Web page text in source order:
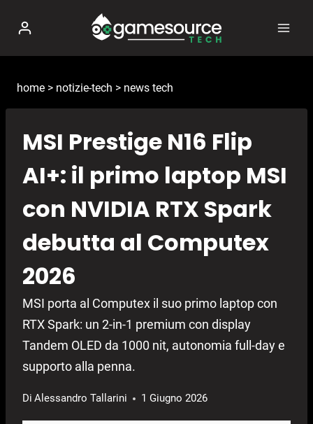
contenuto
home > notizie-tech > news tech
MSI Prestige N16 Flip
AI+: il primo laptop MSI
con NVIDIA RTX Spark
debutta al Computex
2026
MSI porta al Computex il suo primo laptop con
RTX Spark: un 2-in-1 premium con display
Tandem OLED da 1000 nit, autonomia full-day e
supporto alla penna.
Di Alessandro Tallarini 1 Giugno 2026